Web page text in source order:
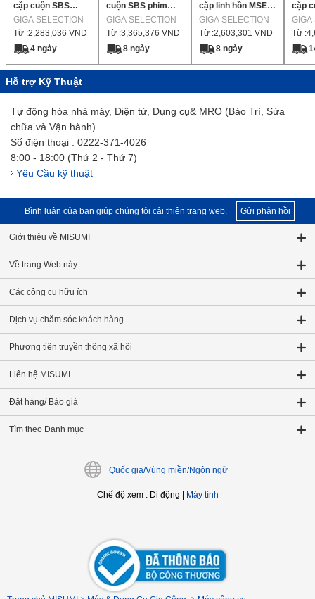
cặp cuộn SBS
Kitagawa 【3
miếng mỗi gói】
GIGA SELECTION
Từ :2,283,036 VND
4 ngày
cuộn SBS phim
Kitagawa 【3
miếng mỗi gói】
GIGA SELECTION
Từ :3,365,376 VND
8 ngày
cặp linh hồn MSE
【3 miếng mỗi
gói】
GIGA SELECTION
Từ :2,603,301 VND
8 ngày
cặp
bằng
MSE
gói】
GIGA
Từ :
Hỗ trợ Kỹ Thuật
Tự động hóa nhà máy, Điện tử, Dụng cụ& MRO (Bảo Trì, Sửa
chữa và Vận hành)
Số điện thoại : 0222-371-4026
8:00 - 18:00 (Thứ 2 - Thứ 7)
Yêu Cầu kỹ thuật
Bình luận của bạn giúp chúng tôi cải thiện trang web. Gửi phản hồi
Giới thiệu về MISUMI
Về trang Web này
Các công cụ hữu ích
Dịch vụ chăm sóc khách hàng
Phương tiện truyền thông xã hội
Liên hệ MISUMI
Đặt hàng/ Báo giá
Tìm theo Danh mục
Quốc gia/Vùng miền/Ngôn ngữ
Chế độ xem: Di động Máy tính